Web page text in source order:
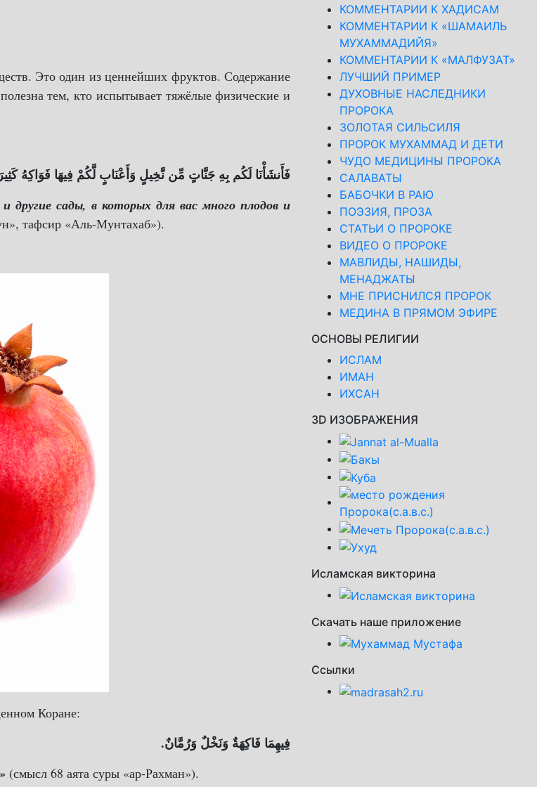
Это один из ценнейших фруктов. Содержание
тем, кто испытывает тяжёлые физические и
فَأَنشَأْنَا لَكُم بِهِ جَنَّاتٍ مِّن نَّخِيلٍ وَأَعْنَابٍ لَّكُمْ فِيهَا فَوَاكِهُ
сады, в которых для вас много плодов и
тафсир «Аль-Мунтахаб»).
Коране:
فِيهِمَا فَاكِهَةٌ وَنَخْلٌ وَرُمَّانٌ.
(смысл 68 аята суры «ар-Рахман»).
КОММЕНТАРИИ К ХАДИСАМ
КОММЕНТАРИИ К «ШАМАИЛЬ
МУХАММАДИЙЯ»
КОММЕНТАРИИ К «МАЛФУЗАТ»
ЛУЧШИЙ ПРИМЕР
ДУХОВНЫЕ НАСЛЕДНИКИ
ПРОРОКА
ЗОЛОТАЯ СИЛЬСИЛЯ
ПРОРОК МУХАММАД И ДЕТИ
ЧУДО МЕДИЦИНЫ ПРОРОКА
САЛАВАТЫ
БАБОЧКИ В РАЮ
ПОЭЗИЯ, ПРОЗА
СТАТЬИ О ПРОРОКЕ
ВИДЕО О ПРОРОКЕ
МАВЛИДЫ, НАШИДЫ,
МЕНАДЖАТЫ
МНЕ ПРИСНИЛСЯ ПРОРОК
МЕДИНА В ПРЯМОМ ЭФИРЕ
ОСНОВЫ РЕЛИГИИ
ИСЛАМ
ИМАН
ИХСАН
3D ИЗОБРАЖЕНИЯ
Исламская викторина
Скачать наше приложение
Ссылки